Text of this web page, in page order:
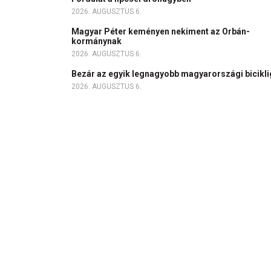
2026. AUGUSZTUS 6.
Magyar Péter keményen nekiment az Orbán-
kormánynak
2026. AUGUSZTUS 6.
Bezár az egyik legnagyobb magyarországi
2026. AUGUSZTUS 6.